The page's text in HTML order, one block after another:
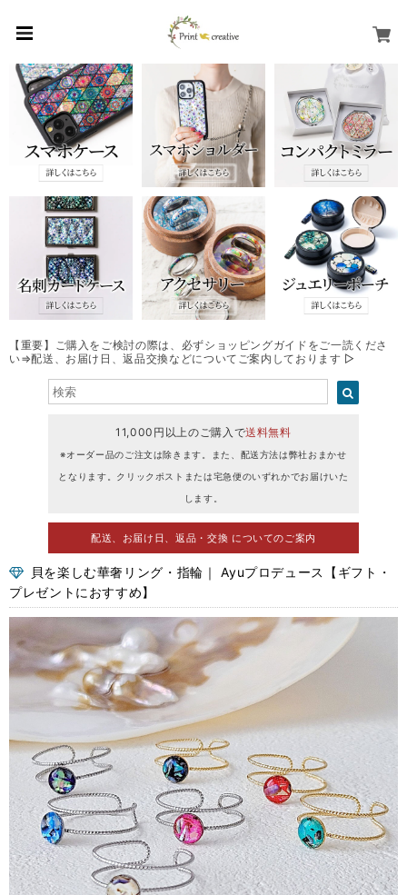
【重要】ご購入をご検討の際は、必ずショッピングガイドをご一読くださ
い⇒配送、お届け日、返品交換などについてご案内しております ▷
11,000円以上のご購入で送料無料
※オーダー品のご注文は除きます。また、配送方法は弊社おまかせ
となります。クリックポストまたは宅急便のいずれかでお届けいた
します。
配送、お届け日、返品・交換 についてのご案内
貝を楽しむ華奢リング・指輪｜ Ayuプロデュース【ギフト・
プレゼントにおすすめ】